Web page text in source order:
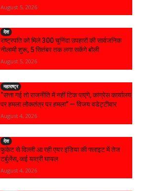
August 5, 2026
देश
राष्ट्रपति को मिले 300 चुनिंदा उपहारों की सार्वजनिक
नीलामी शुरू, 5 सितंबर तक लगा सकेंगे बोली
August 5, 2026
महाराष्ट्र
“सत्ता गई तो राजनीति में नहीं टिक पाएंगे, कांग्रेस कार्यालय
पर हमला लोकतंत्र पर हमला” — विजय वडेट्टीवार
August 4, 2026
देश
फुकेट से दिल्ली आ रही एयर इंडिया की फ्लाइट में तेज
टर्बुलेंस, कई यात्री घायल
August 4, 2026